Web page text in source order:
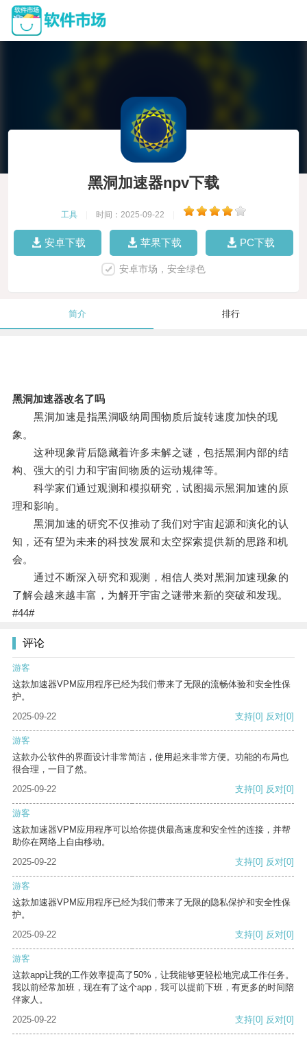
黑洞加速器npv下载
工具 时间：2025-09-22
安卓下载 苹果下载 PC下载
安卓市场，安全绿色
简介 排行
黑洞加速器改名了吗
黑洞加速是指黑洞吸纳周围物质后旋转速度加快的现
象。
这种现象背后隐藏着许多未解之谜，包括黑洞内部的结
构、强大的引力和宇宙间物质的运动规律等。
科学家们通过观测和模拟研究，试图揭示黑洞加速的原
理和影响。
黑洞加速的研究不仅推动了我们对宇宙起源和演化的认
知，还有望为未来的科技发展和太空探索提供新的思路和机
会。
通过不断深入研究和观测，相信人类对黑洞加速现象的
了解会越来越丰富，为解开宇宙之谜带来新的突破和发现。
#44#
评论
游客
这款加速器VPM应用程序已经为我们带来了无限的流畅体验和安全性保
护。
2025-09-22
支持[0] 反对[0]
游客
这款办公软件的界面设计非常简洁，使用起来非常方便。功能的布局也
很合理，一目了然。
2025-09-22
支持[0] 反对[0]
游客
这款加速器VPM应用程序可以给你提供最高速度和安全性的连接，并帮
助你在网络上自由移动。
2025-09-22
支持[0] 反对[0]
游客
这款加速器VPM应用程序已经为我们带来了无限的隐私保护和安全性保
护。
2025-09-22
支持[0] 反对[0]
游客
这款app让我的工作效率提高了50%，让我能够更轻松地完成工作任务。
我以前经常加班，现在有了这个app，我可以提前下班，有更多的时间陪
伴家人。
2025-09-22
支持[0] 反对[0]